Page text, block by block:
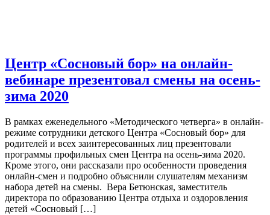
Центр «Сосновый бор» на онлайн-
вебинаре презентовал смены на осень-
зима 2020
В рамках еженедельного «Методического четверга» в онлайн-
режиме сотрудники детского Центра «Сосновый бор» для
родителей и всех заинтересованных лиц презентовали
программы профильных смен Центра на осень-зима 2020.
Кроме этого, они рассказали про особенности проведения
онлайн-смен и подробно объяснили слушателям механизм
набора детей на смены. Вера Бетюнская, заместитель
директора по образованию Центра отдыха и оздоровления
детей «Сосновый […]